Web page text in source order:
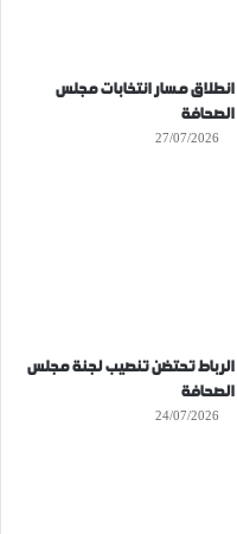
انطلاق مسار انتخابات مجلس
الصحافة
27/07/2026
الرباط تحتضن تنصيب لجنة مجلس
الصحافة
24/07/2026